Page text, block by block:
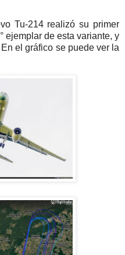
Tu-214 realizó su primer
ejemplar de esta variante, y
el gráfico se puede ver la